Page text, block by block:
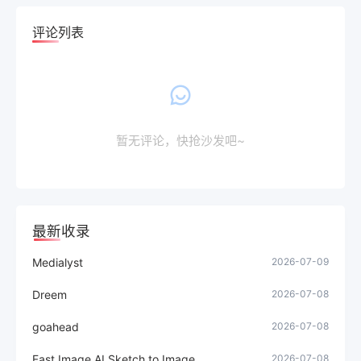
评论列表
暂无评论，快抢沙发吧~
最新收录
Medialyst 2026-07-09
Dreem 2026-07-08
goahead 2026-07-08
2026-07-08